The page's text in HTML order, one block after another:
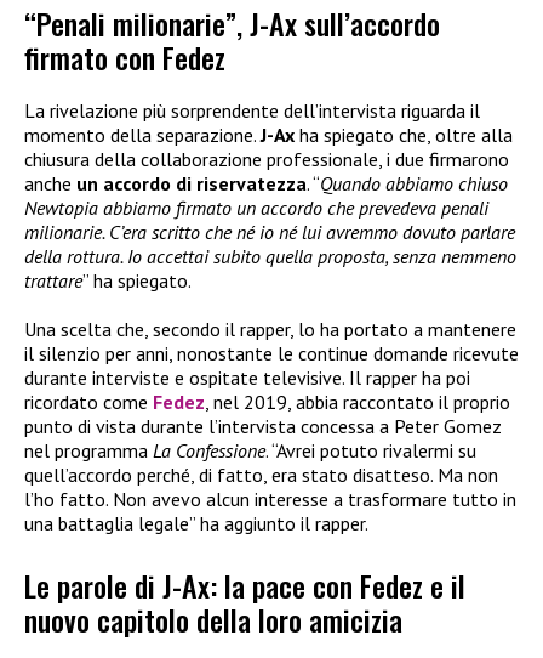
“Penali milionarie”, J-Ax sull’accordo
firmato con Fedez
La rivelazione più sorprendente dell’intervista riguarda il
momento della separazione.J-Ax ha spiegato che, oltre alla
chiusura della collaborazione professionale, i due firmarono
anche un accordo di riservatezza. “Quando abbiamo chiuso
Newtopia abbiamo firmato un accordo che prevedeva penali
milionarie. C’era scritto che né io né lui avremmo dovuto parlare
della rottura. Io accettai subito quella proposta, senza nemmeno
trattare” ha spiegato.
Una scelta che, secondo il rapper, lo ha portato a mantenere
il silenzio per anni, nonostante le continue domande ricevute
durante interviste e ospitate televisive. Il rapper ha poi
ricordato come Fedez, nel 2019, abbia raccontato il proprio
punto di vista durante l’intervista concessa a Peter Gomez
nel programma La Confessione. “Avrei potuto rivalermi su
quell’accordo perché, di fatto, era stato disatteso. Ma non
l’ho fatto. Non avevo alcun interesse a trasformare tutto in
una battaglia legale” ha aggiunto il rapper.
Le parole di J-Ax: la pace con Fedez e il
nuovo capitolo della loro amicizia